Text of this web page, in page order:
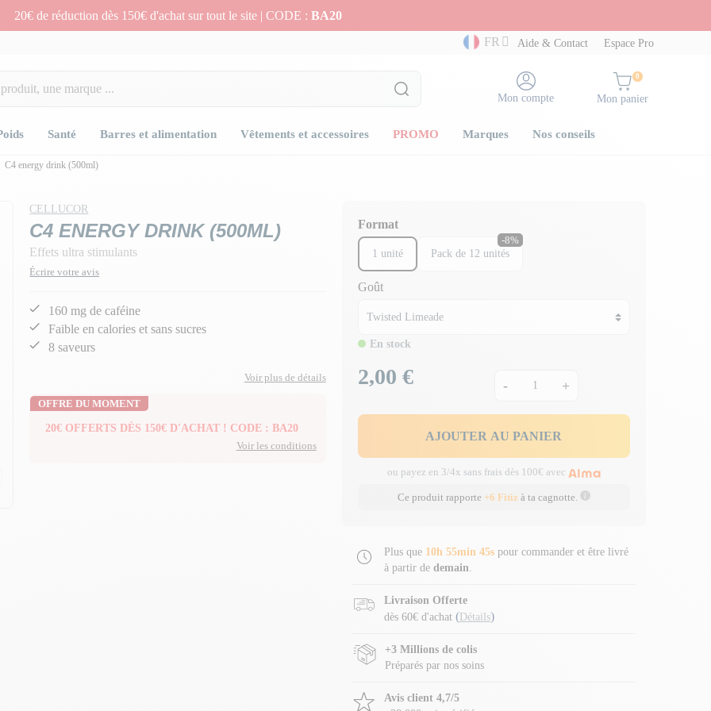
20€ de réduction dès 150€ d'achat sur tout le site | CODE : BA20
FR
Aide & Contact Espace Pro
Mon compte
0
Mon panier
Santé Barres et alimentation Vêtements et accessoires PROMO Marques Nos conseils
C4 energy drink (500ml)
CELLUCOR
C4 ENERGY DRINK (500ML)
Effets ultra stimulants
Écrire votre avis
160 mg de caféine
Faible en calories et sans sucres
8 saveurs
Voir plus de détails
OFFRE DU MOMENT
20€ OFFERTS DÈS 150€ D'ACHAT ! CODE : BA20
Voir les conditions
Format
1 unité
-8%
Pack de 12 unités
Goût
En stock
Prix
2,00 € - +
AJOUTER AU PANIER
ou payez en 3/4x sans frais dès 100€ avec
Ce produit rapporte +6 Fitizà ta cagnotte.
Plus que 10h 55min 45spour commander et être livré
à partir de demain.
Livraison Offerte
dès 60€ d'achat ( Détails)
+3 Millions de colis
Préparés par nos soins
Avis client 4,7/5